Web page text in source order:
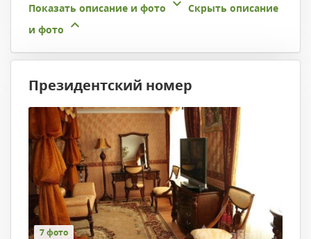
Показать описание и фото
Скрыть описание
и фото
Президентский номер
7 фото